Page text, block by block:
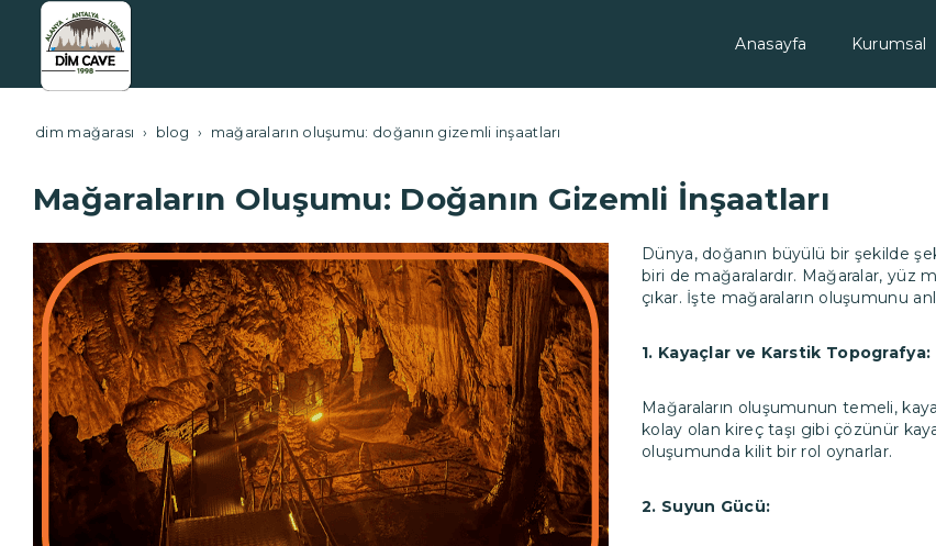
Anasayfa Kurumsal
dim mağarası blog mağaraların oluşumu: doğanın gizemli i̇nşaatları
Mağaraların Oluşumu: Doğanın Gizemli İnşaatları
Dünya, doğanın büyülü bir şekilde
biri de mağaralardır. Mağaralar, yüz
çıkar. İşte mağaraların oluşumunu
1. Kayaçlar ve Karstik Topografya:
Mağaraların oluşumunun temeli,
kolay olan kireç taşı gibi çözünür
oluşumunda kilit bir rol oynarlar.
2. Suyun Gücü: